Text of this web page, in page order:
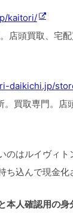
kaitori/
店頭買取、宅配
daikichi.jp/
。買取専門。店
のはルイヴィト
ち込んで現金化
本人確認用の身